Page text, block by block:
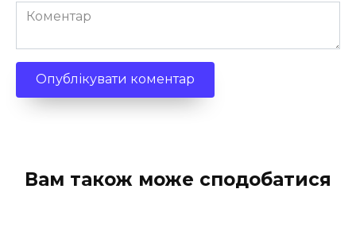
Коментар
Вам також може сподобатися